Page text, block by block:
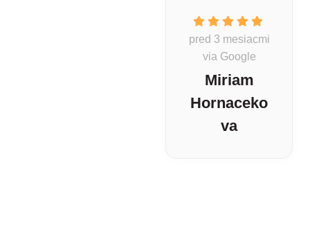
pred 3 mesiacmi
via Google
Miriam
Hornaceko
va